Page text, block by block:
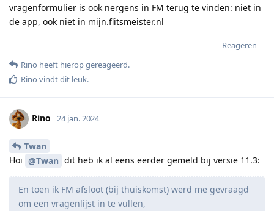
vragenformulier is ook nergens in FM terug te vinden: niet in
de app, ook niet in mijn.flitsmeister.nl
Reageren
Rino heeft hierop gereageerd.
Rino vindt dit leuk.
Rino 24 jan. 2024
Twan
Hoi @Twan dit heb ik al eens eerder gemeld bij versie 11.3:
En toen ik FM afsloot (bij thuiskomst) werd me gevraagd
om een vragenlijst in te vullen,